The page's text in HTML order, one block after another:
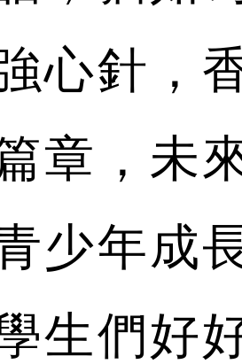
心針，
章，未
少年成
生們好